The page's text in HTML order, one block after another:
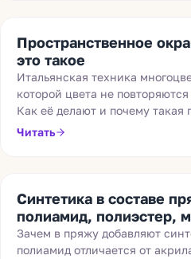
Пространственное
это такое
Итальянская техника
которой цвета не
Как её делают и почему такая
Читать
Синтетика в составе
полиамид, полиэстер,
Зачем в пряжу добавляют
полиамид отличается от